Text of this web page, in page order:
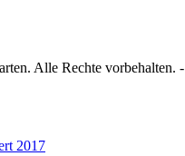
Alle Rechte vorbehalten. -
2017